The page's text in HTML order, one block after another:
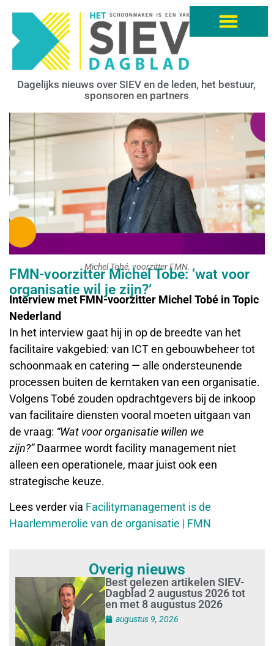
Dagelijks nieuws over SIEV en de leden, het bestuur,
sponsoren en partners
Michel Tobé, voorzitter FMN.
FMN-voorzitter Michel Tobe: ‘wat voor
organisatie wil je zijn?’
Interview met FMN-voorzitter Michel Tobé in Topic
Nederland
In het interview gaat hij in op de breedte van het
facilitaire vakgebied: van ICT en gebouwbeheer tot
schoonmaak en catering — alle ondersteunende
processen buiten de kerntaken van een organisatie.
Volgens Tobé zouden opdrachtgevers bij de inkoop
van facilitaire diensten vooral moeten uitgaan van
de vraag: “Wat voor organisatie willen we
zijn?”Daarmee wordt facility management niet
alleen een operationele, maar juist ook een
strategische keuze.
Lees verder via Facilitymanagement is de
Haarlemmerolie van de organisatie | FMN
Overig nieuws
Best gelezen artikelen SIEV-
Dagblad 2 augustus 2026 tot
en met 8 augustus 2026
augustus 9, 2026